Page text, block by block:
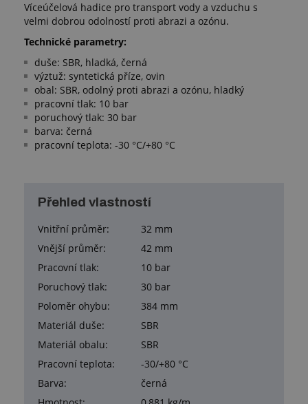
Víceúčelová hadice pro transport vody a vzduchu s
velmi dobrou odolností proti abrazi a ozónu.
Technické parametry:
duše: SBR, hladká, černá
výztuž: syntetická příze, ovin
obal: SBR, odolný proti abrazi a ozónu, hladký
pracovní tlak: 10 bar
poruchový tlak: 30 bar
barva: černá
pracovní teplota: -30 °C/+80 °C
Přehled vlastností
Vnitřní průměr:
32 mm
Vnější průměr:
42 mm
Pracovní tlak:
10 bar
Poruchový tlak:
30 bar
Poloměr ohybu:
384 mm
Materiál duše:
SBR
Materiál obalu:
SBR
Pracovní teplota:
-30/+80 °C
Barva:
černá